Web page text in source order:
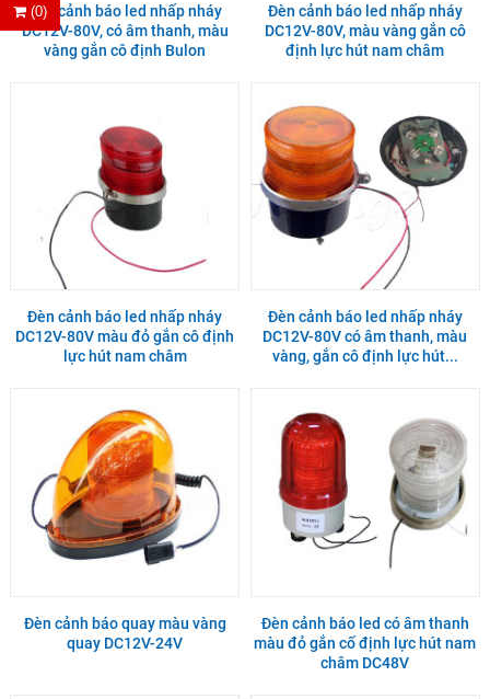
(0)
Đèn cảnh báo led nhấp nháy
DC12V-80V, có âm thanh, màu
vàng gắn cô định Bulon
Đèn cảnh báo led nhấp nháy
DC12V-80V, màu vàng gắn cô
định lực hút nam châm
Đèn cảnh báo led nhấp nháy
DC12V-80V màu đỏ gắn cô định
lực hút nam châm
Đèn cảnh báo led nhấp nháy
DC12V-80V có âm thanh, màu
vàng, gắn cô định lực hút...
Đèn cảnh báo quay màu vàng
quay DC12V-24V
Đèn cảnh báo led có âm thanh
màu đỏ gắn cố định lực hút nam
châm DC48V